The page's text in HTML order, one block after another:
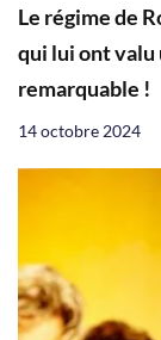
Le régime de
qui lui ont
remarquable !
14 octobre 2024